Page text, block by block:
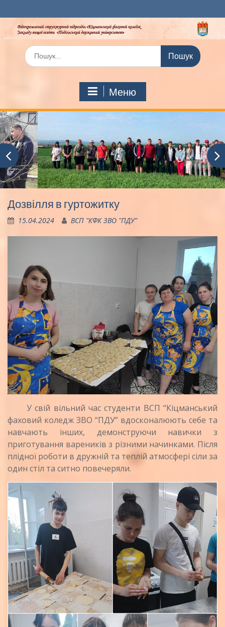
до
вмісту
Шукати:
Меню
Дозвілля в гуртожитку
15.04.2024 ВСП "КФК ЗВО "ПДУ"
У свій вільний час студенти ВСП “Кіцманський
фаховий коледж ЗВО “ПДУ” вдосконалюють себе та
навчають інших, демонструючи навички з
приготування вареників з різними начинками. Після
плідної роботи в дружній та теплій атмосфері сіли за
один стіл та ситно повечеряли.